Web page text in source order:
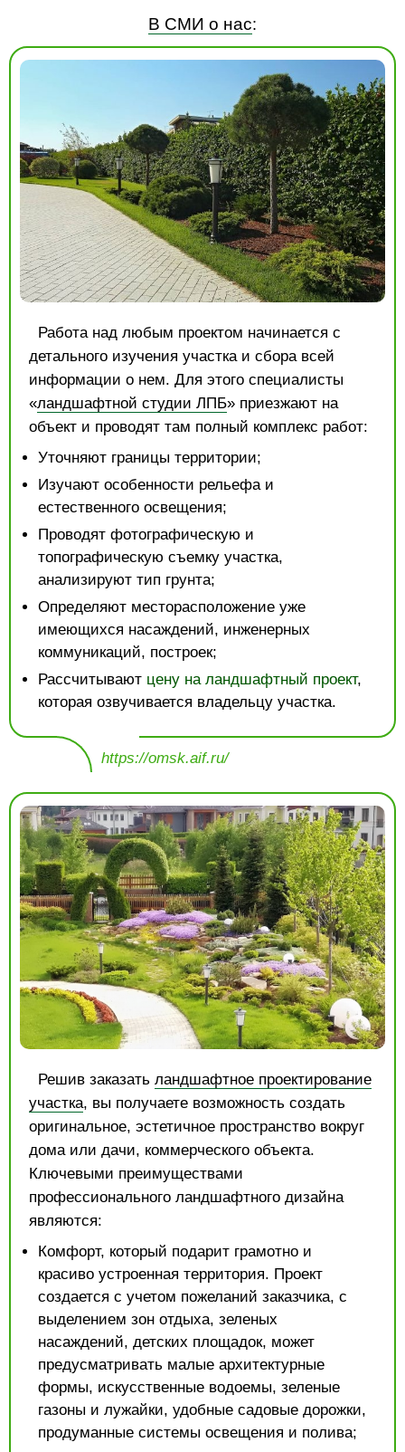
В СМИ о нас:
Работа над любым проектом начинается с
детального изучения участка и сбора всей
информации о нем. Для этого специалисты
«ландшафтной студии ЛПБ» приезжают на
объект и проводят там полный комплекс работ:
Уточняют границы территории;
Изучают особенности рельефа и
естественного освещения;
Проводят фотографическую и
топографическую съемку участка,
анализируют тип грунта;
Определяют месторасположение уже
имеющихся насаждений, инженерных
коммуникаций, построек;
Рассчитывают цену на ландшафтный проект,
которая озвучивается владельцу участка.
https://omsk.aif.ru/
Решив заказать ландшафтное проектирование
участка, вы получаете возможность создать
оригинальное, эстетичное пространство вокруг
дома или дачи, коммерческого объекта.
Ключевыми преимуществами
профессионального ландшафтного дизайна
являются:
Комфорт, который подарит грамотно и
красиво устроенная территория. Проект
создается с учетом пожеланий заказчика, с
выделением зон отдыха, зеленых
насаждений, детских площадок, может
предусматривать малые архитектурные
формы, искусственные водоемы, зеленые
газоны и лужайки, удобные садовые дорожки,
продуманные системы освещения и полива;